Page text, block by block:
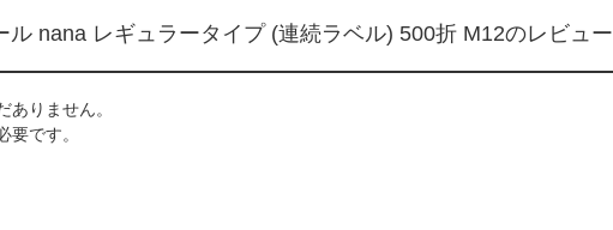
ル nana レギュラータイプ (連続ラベル) 500折 M12のレビュー
ありません。
要です。